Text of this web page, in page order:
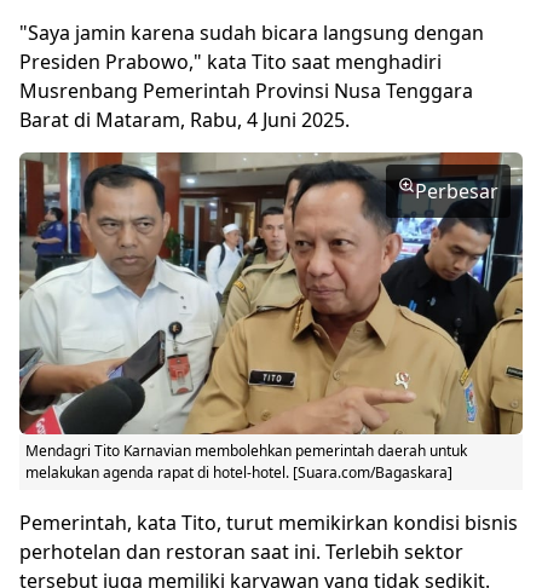
"Saya jamin karena sudah bicara langsung dengan
Presiden Prabowo," kata Tito saat menghadiri
Musrenbang Pemerintah Provinsi Nusa Tenggara
Barat di Mataram, Rabu, 4 Juni 2025.
Perbesar
Mendagri Tito Karnavian membolehkan pemerintah daerah untuk
melakukan agenda rapat di hotel-hotel. [Suara.com/Bagaskara]
Pemerintah, kata Tito, turut memikirkan kondisi bisnis
perhotelan dan restoran saat ini. Terlebih sektor
tersebut juga memiliki karyawan yang tidak sedikit.